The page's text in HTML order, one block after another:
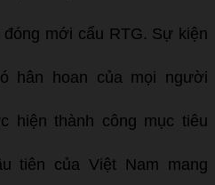
đóng mới cẩu RTG. Sự kiện
hân hoan của mọi người
hiện thành công mục tiêu
tiên của Việt Nam mang